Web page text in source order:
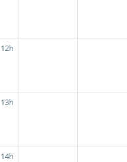
12h
13h
14h